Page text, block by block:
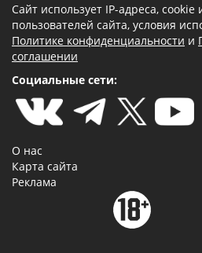
Сайт использует IP-адреса,
пользователей сайта, условия
Политике конфиденциальности и
соглашении
Социальные сети:
О нас
Карта сайта
Реклама